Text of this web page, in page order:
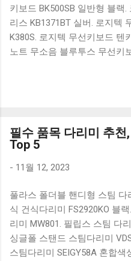
키보드 BK500SB 일반형 블랙
리스 KB1371BT 실버. 로지텍
K380S. 로지텍 무선키보드 텐
노트 무소음 블루투스 무선키
혜택을 놓치지 마세요. 다양
치지 않도록 먼저 확인해보세
를 사더라도 종류도 많고, 가
많을 수 밖에 없습니다. 다양
꼼꼼히 비교해서 구매하실 수
가상품 보러가기 추천상품
태블릿 거치형 저소음 블루투
랙 유니콘 멀티페어링 스마트
필수 품목 다리미 추
Top 5
- 11월 12, 2023
풀라스 폴더블 핸디형 스팀 다
식 건식다리미 FS2920KO 블
리미 MW801. 필립스 스팀 다
싱글폴 스탠드 스팀다리미
스팀다리미 SEIGY58A 혼합